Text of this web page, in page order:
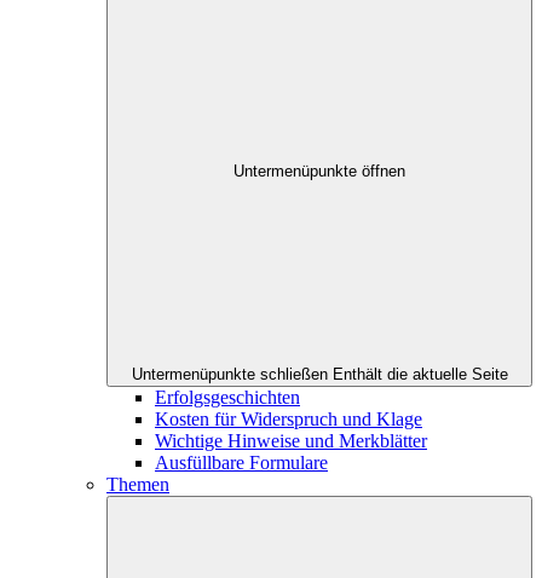
Untermenüpunkte öffnen
Untermenüpunkte schließen Enthält die aktuelle Seite
Erfolgsgeschichten
Kosten für Widerspruch und Klage
Wichtige Hinweise und Merkblätter
Ausfüllbare Formulare
Themen